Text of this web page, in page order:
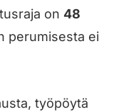
on 48
perumisesta ei
työpöytä